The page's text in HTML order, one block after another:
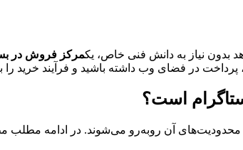
بدون نیاز به دانش فنی خاص، یکمرکز فروش در
پرداخت در فضای وب داشته باشید و فرآیند خرید
است؟
محدودیت‌های آن روبه‌رو می‌شوند. در ادامه